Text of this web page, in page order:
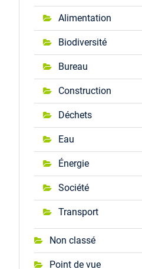
Alimentation
Biodiversité
Bureau
Construction
Déchets
Eau
Énergie
Société
Transport
Non classé
Point de vue